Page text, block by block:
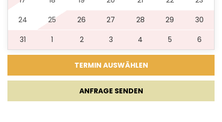
24
25 26 27 28 29
30
31
1 2 3 4 5 6
ANFRAGE SENDEN